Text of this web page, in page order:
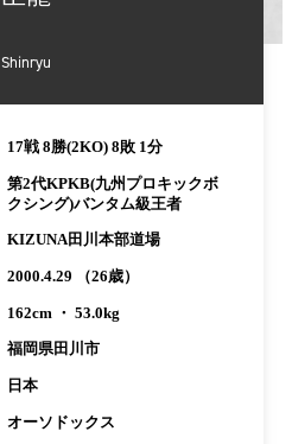
Shinryu
17戦 8勝(2KO) 8敗 1分
第2代KPKB(九州プロキックボ
クシング)バンタム級王者
KIZUNA田川本部道場
2000.4.29 （26歳）
162cm ・ 53.0kg
福岡県田川市
日本
オーソドックス